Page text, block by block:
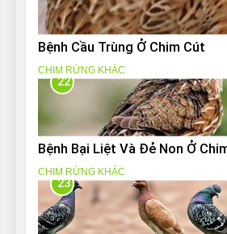
Bệnh Cầu Trùng Ở Chim Cút
CHIM RỪNG KHÁC
22
Bệnh Bại Liệt Và Đẻ Non Ở
CHIM RỪNG KHÁC
23